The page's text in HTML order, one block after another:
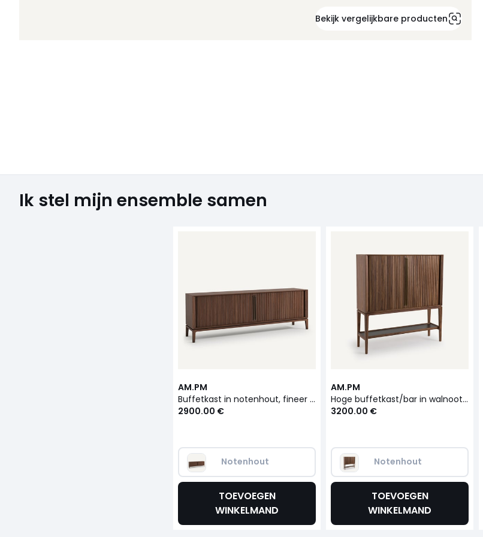
Bekijk vergelijkbare producten
Ik stel mijn ensemble samen
AM.PM
Buffetkast in notenhout, fineer en leer Liamca
2900.00 €
Notenhout
TOEVOEGEN
WINKELMAND
AM.PM
Hoge buffetkast/bar in walnootfineer en leer, Liamca
3200.00 €
Notenhout
TOEVOEGEN
WINKELMAND